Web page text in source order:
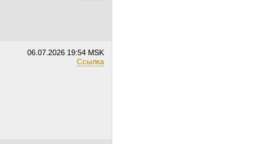
06.07.2026 19:54 MSK
Ссылка